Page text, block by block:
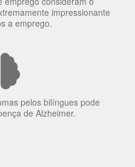
emprego consideram o
impressionante
pelos bilíngues pode